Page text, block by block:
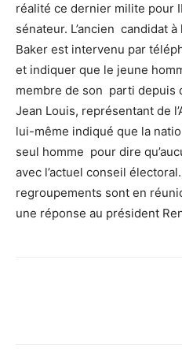
réalité ce dernier milite pour
sénateur. L’ancien candidat
Baker est intervenu par
et indiquer que le jeune
membre de son parti depuis
Jean Louis, représentant de
lui-même indiqué que la
seul homme pour dire
avec l’actuel conseil
regroupements sont en
une réponse au président